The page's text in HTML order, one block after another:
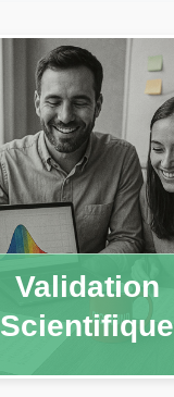
Validation
Scientifique